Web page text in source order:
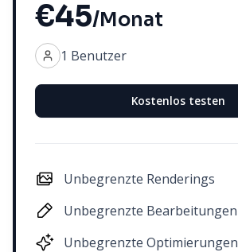
€45/Monat
1 Benutzer
Kostenlos testen
Unbegrenzte Renderings
Unbegrenzte Bearbeitungen
Unbegrenzte Optimierungen